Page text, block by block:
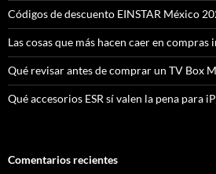
Códigos de descuento EINSTAR México
Las cosas que más hacen caer en compras
Qué revisar antes de comprar un TV Box
Qué accesorios ESR sí valen la pena para
Comentarios recientes